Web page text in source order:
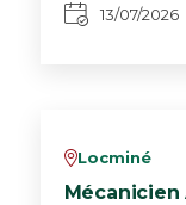
13/07/2026
vLocminé
Mécanicien